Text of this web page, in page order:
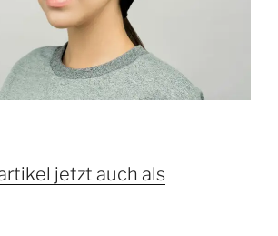
jetzt auch als